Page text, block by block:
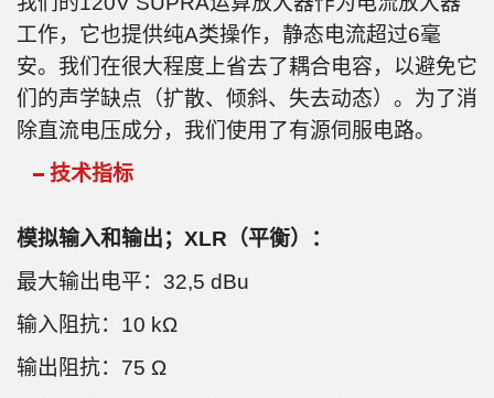
工作，它也提供纯A类操作，静态电流超过6毫
安。我们在很大程度上省去了耦合电容，以避免它
们的声学缺点（扩散、倾斜、失去动态）。为了消
除直流电压成分，我们使用了有源伺服电路。
技术指标
模拟输入和输出；XLR（平衡）：
最大输出电平：32,5 dBu
输入阻抗：10 kΩ
输出阻抗：75 Ω